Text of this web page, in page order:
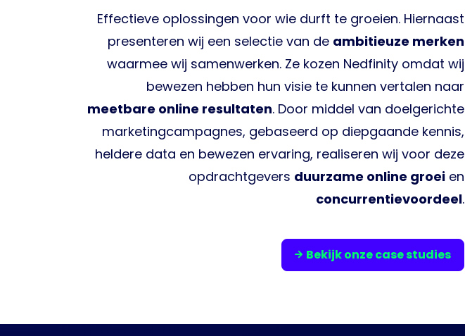
Effectieve oplossingen voor wie durft te groeien. Hiernaast
presenteren wij een selectie van de ambitieuze merken
waarmee wij samenwerken. Ze kozen Nedfinity omdat wij
bewezen hebben hun visie te kunnen vertalen naar
meetbare online resultaten. Door middel van doelgerichte
marketingcampagnes, gebaseerd op diepgaande kennis,
heldere data en bewezen ervaring, realiseren wij voor deze
opdrachtgevers duurzame online groei en
concurrentievoordeel.
Bekijk onze case studies